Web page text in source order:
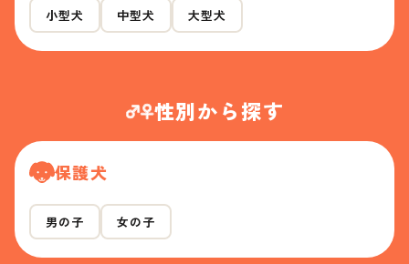
小型犬 中型犬 大型犬
性別から探す
保護犬
男の子 女の子